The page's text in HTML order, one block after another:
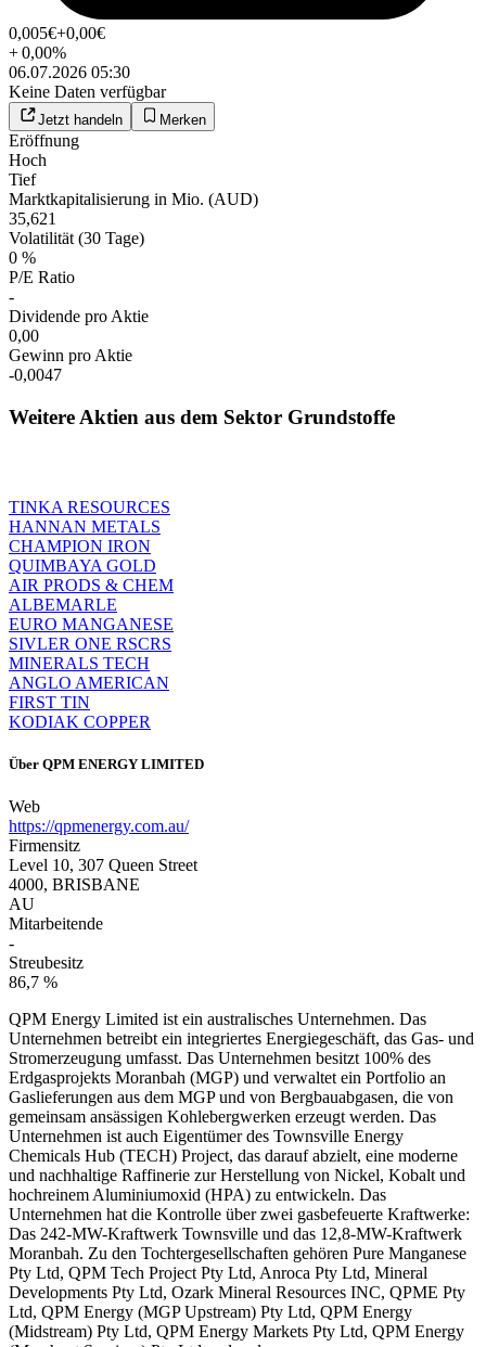
0,005€+0,00€
+0,00%
06.07.2026 05:30
Keine Daten verfügbar
Jetzt handeln Merken
Eröffnung
Hoch
Tief
Marktkapitalisierung in Mio. (AUD)
35,621
Volatilität (30 Tage)
0 %
P/E Ratio
-
Dividende pro Aktie
0,00
Gewinn pro Aktie
-0,0047
Weitere Aktien aus dem Sektor Grundstoffe
TINKA RESOURCES
HANNAN METALS
CHAMPION IRON
QUIMBAYA GOLD
AIR PRODS & CHEM
ALBEMARLE
EURO MANGANESE
SIVLER ONE RSCRS
MINERALS TECH
ANGLO AMERICAN
FIRST TIN
KODIAK COPPER
Über QPM ENERGY LIMITED
Web
https://qpmenergy.com.au/
Firmensitz
Level 10, 307 Queen Street
4000, BRISBANE
AU
Mitarbeitende
-
Streubesitz
86,7 %
QPM Energy Limited ist ein australisches Unternehmen. Das
Unternehmen betreibt ein integriertes Energiegeschäft, das Gas- und
Stromerzeugung umfasst. Das Unternehmen besitzt 100% des
Erdgasprojekts Moranbah (MGP) und verwaltet ein Portfolio an
Gaslieferungen aus dem MGP und von Bergbauabgasen, die von
gemeinsam ansässigen Kohlebergwerken erzeugt werden. Das
Unternehmen ist auch Eigentümer des Townsville Energy
Chemicals Hub (TECH) Project, das darauf abzielt, eine moderne
und nachhaltige Raffinerie zur Herstellung von Nickel, Kobalt und
hochreinem Aluminiumoxid (HPA) zu entwickeln. Das
Unternehmen hat die Kontrolle über zwei gasbefeuerte Kraftwerke:
Das 242-MW-Kraftwerk Townsville und das 12,8-MW-Kraftwerk
Moranbah. Zu den Tochtergesellschaften gehören Pure Manganese
Pty Ltd, QPM Tech Project Pty Ltd, Anroca Pty Ltd, Mineral
Developments Pty Ltd, Ozark Mineral Resources INC, QPME Pty
Ltd, QPM Energy (MGP Upstream) Pty Ltd, QPM Energy
(Midstream) Pty Ltd, QPM Energy Markets Pty Ltd, QPM Energy